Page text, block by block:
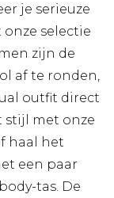
je serieuze
selectie
zijn de
af te ronden,
outfit direct
stijl met onze
haal het
een paar
tas. De